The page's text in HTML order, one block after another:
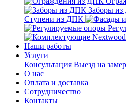
Заборы
Ступени из ДПК
Наши работы
Услуги
Консультация Выезд на замер
О нас
Оплата и доставка
Сотрудничество
Контакты